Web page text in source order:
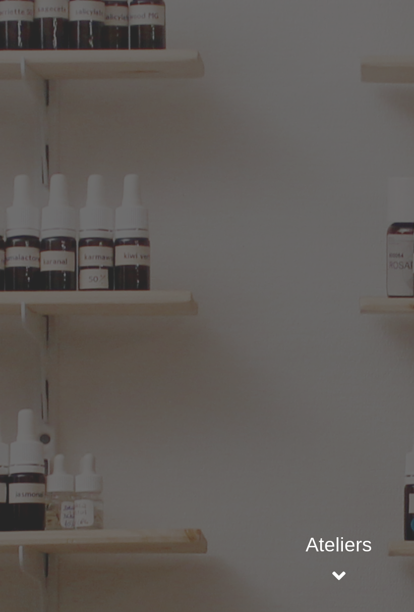
Ateliers